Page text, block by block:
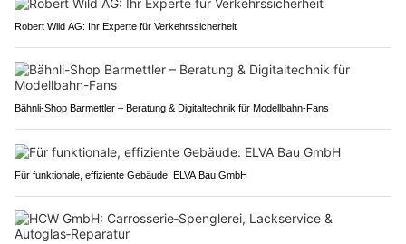
Robert Wild AG: Ihr Experte für Verkehrssicherheit
Bähnli-Shop Barmettler – Beratung & Digitaltechnik für Modellbahn-Fans
Für funktionale, effiziente Gebäude: ELVA Bau GmbH